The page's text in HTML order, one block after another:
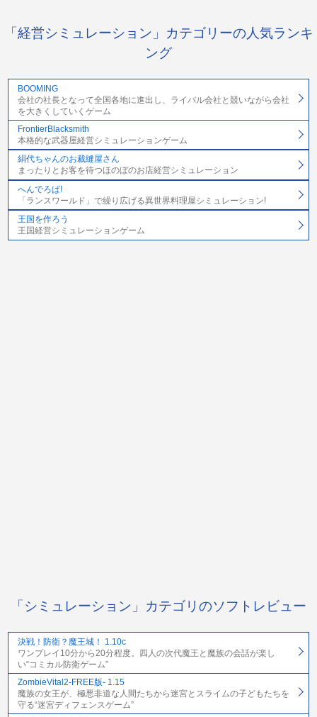
「経営シミュレーション」カテゴリーの人気ランキ
ング
BOOMING
会社の社長となって全国各地に進出し、ライバル会社と競いながら会社
を大きくしていくゲーム
FrontierBlacksmith
本格的な武器屋経営シミュレーションゲーム
絹代ちゃんのお裁縫屋さん
まったりとお客を待つほのぼのお店経営シミュレーション
へんでろぱ!
「ランスワールド」で繰り広げる異世界料理屋シミュレーション!
王国を作ろう
王国経営シミュレーションゲーム
「シミュレーション」カテゴリのソフトレビュー
決戦！防衛？魔王城！ 1.10c
ワンプレイ10分から20分程度。四人の次代魔王と魔族の会話が楽し
い“コミカル防衛ゲーム”
ZombieVital2-FREE版- 1.15
魔族の女王が、極悪非道な人間たちから迷宮とスライムの子どもたちを
守る“迷宮ディフェンスゲーム”